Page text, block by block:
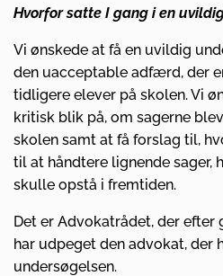
Hvorfor satte I gang i en
Vi ønskede at få en uvildig
den uacceptable adfærd, der
tidligere elever på skolen. Vi
kritisk blik på, om sagerne
skolen samt at få forslag til,
til at håndtere lignende sager,
skulle opstå i fremtiden.
Det er Advokatrådet, der
har udpeget den advokat, der
undersøgelsen.